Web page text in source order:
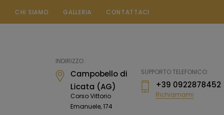
CHI SIAMO GALLERIA CONTATTACI
INDIRIZZO:
Campobello di
Licata (AG)
Corso Vittorio
Emanuele, 174
SUPPORTO TELEFONICO:
+39 0922878452
Richiamami